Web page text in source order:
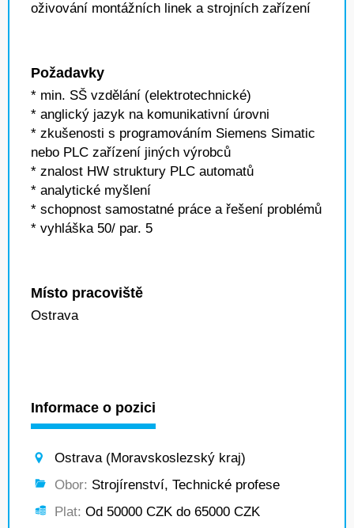
oživování montážních linek a strojních zařízení
Požadavky
* min. SŠ vzdělání (elektrotechnické)
* anglický jazyk na komunikativní úrovni
* zkušenosti s programováním Siemens Simatic
nebo PLC zařízení jiných výrobců
* znalost HW struktury PLC automatů
* analytické myšlení
* schopnost samostatné práce a řešení problémů
* vyhláška 50/ par. 5
Místo pracoviště
Ostrava
Informace o pozici
Ostrava (Moravskoslezský kraj)
Obor: Strojírenství, Technické profese
Plat: Od 50000 CZK do 65000 CZK